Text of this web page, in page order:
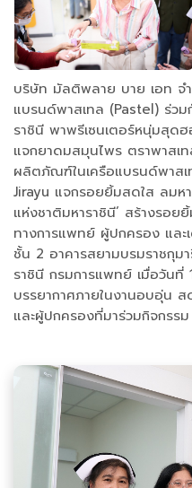
บริษัท มัลติพลาย บาย เอท
แบรนด์พาสเทล (Pastel) ร่ว
ราชินี พาพรีเซนเตอร์หนุ่มสุด
แจกยาดมสมุนไพร ตราพาสเ
ผลิตภัณฑ์ในเครือแบรนด์พาสเ
Jirayu แจกรอยยิ้มสดใส ลม
แห่งชาติมหาราชินี’ สร้างรอย
ทางการแพทย์ ผู้ปกครอง แล
ชั้น 2 อาคารสยามบรมราชกุม
ราชินี กรมการแพทย์ เมื่อวันที่
บรรยากาศภายในงานอบอุ่น
และผู้ปกครองที่มาร่วมกิจกรรม